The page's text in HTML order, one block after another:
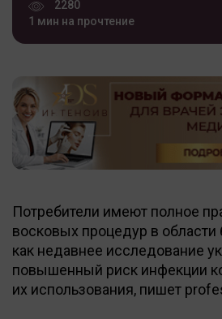
2280
1 мин на прочтение
Потребители имеют полное
восковых процедур в области
как недавнее исследование
повышенный риск инфекции
их использования, пишет